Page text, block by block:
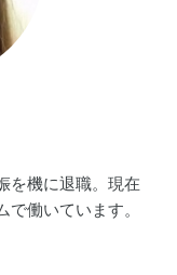
を機に退職。現在
働いています。